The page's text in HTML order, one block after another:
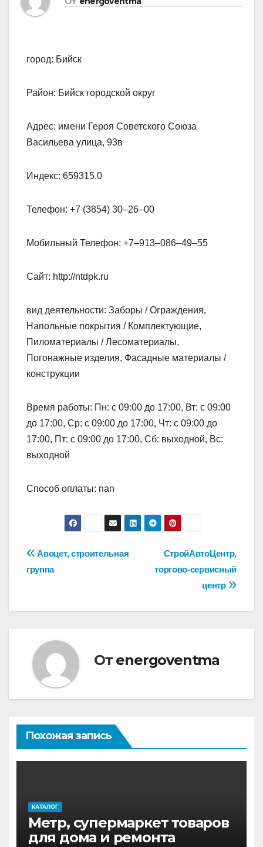
город: Бийск
Район: Бийск городской округ
Адрес: имени Героя Советского Союза
Васильева улица, 93в
Индекс: 659315.0
Телефон: +7 (3854) 30‒26‒00
Мобильный Телефон: +7‒913‒086‒49‒55
Сайт: http://ntdpk.ru
вид деятельности: Заборы / Ограждения,
Напольные покрытия / Комплектующие,
Пиломатериалы / Лесоматериалы,
Погонажные изделия, Фасадные материалы /
конструкции
Время работы: Пн: с 09:00 до 17:00, Вт: с 09:00
до 17:00, Ср: с 09:00 до 17:00, Чт: с 09:00 до
17:00, Пт: с 09:00 до 17:00, Сб: выходной, Вс:
выходной
Способ оплаты: nan
Навигация
по
записям
СтройАвтоЦентр,
торгово-сервисный
центр
Авоцет, строительная
группа
От energoventma
Похожая запись
КАТАЛОГ
Метр, супермаркет товаров
для дома и ремонта